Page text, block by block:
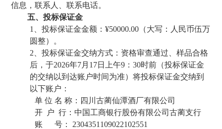
信息，联系人、联系电话。
五、投标保证金
1、投标保证金金额：¥50000.00（大写： 人民币伍万
圆整）
。
2、投标保证金交纳方式： 资格审查通过
样品合格
后，于2026年7月 17日上午9： 30时前（投标保证金
的交纳以到达账户时间为准）将投标保证金交纳到
以下账户：
单 位 名 称：四川古蔺仙潭酒厂有限公司
开
户 行：中国工商银行股份有限公司古蔺支行
账
号：
2304351109022102551